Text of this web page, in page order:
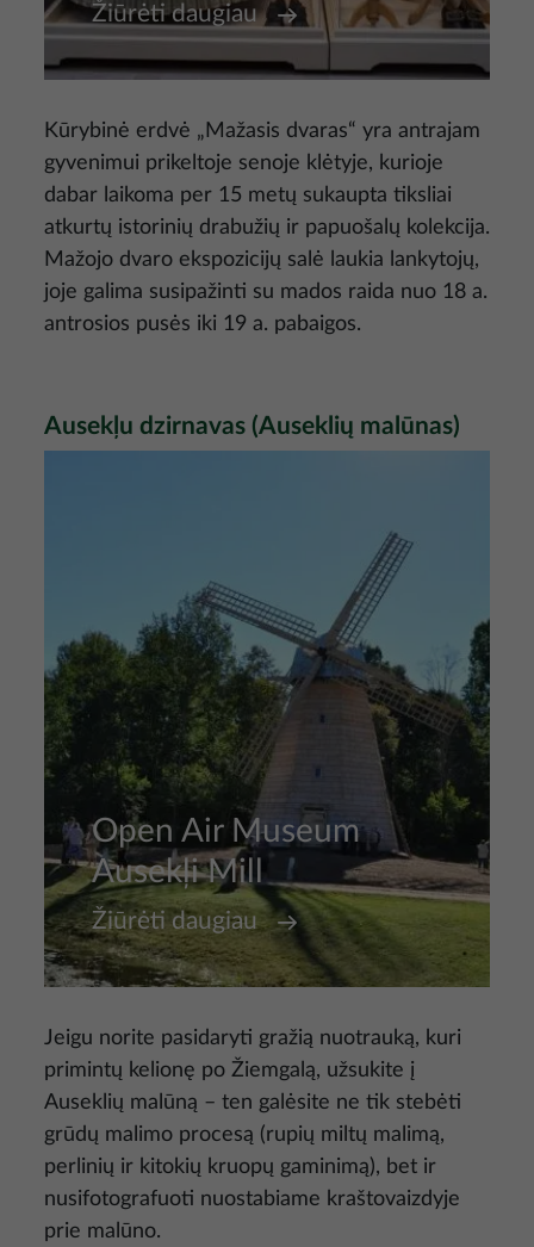
Žiūrėti daugiau
Kūrybinė erdvė „Mažasis dvaras“ yra antrajam
gyvenimui prikeltoje senoje klėtyje, kurioje
dabar laikoma per 15 metų sukaupta tiksliai
atkurtų istorinių drabužių ir papuošalų kolekcija.
Mažojo dvaro ekspozicijų salė laukia lankytojų,
joje galima susipažinti su mados raida nuo 18 a.
antrosios pusės iki 19 a. pabaigos.
Ausekļu dzirnavas (Auseklių malūnas)
Open Air Museum
Ausekļi Mill
Žiūrėti daugiau
Jeigu norite pasidaryti gražią nuotrauką, kuri
primintų kelionę po Žiemgalą, užsukite į
Auseklių malūną – ten galėsite ne tik stebėti
grūdų malimo procesą (rupių miltų malimą,
perlinių ir kitokių kruopų gaminimą), bet ir
nusifotografuoti nuostabiame kraštovaizdyje
prie malūno.